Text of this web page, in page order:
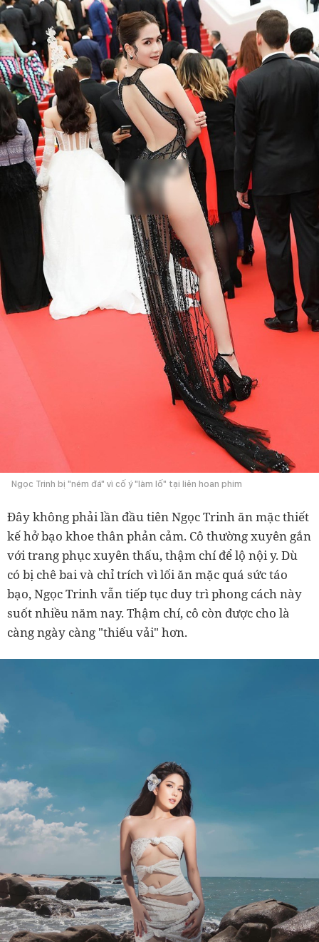
Ngọc Trinh bị "ném đá" vì cố ý "làm lố" tại liên hoan phim
Đây không phải lần đầu tiên Ngọc Trinh ăn mặc thiết
kế hở bạo khoe thân phản cảm. Cô thường xuyên gắn
với trang phục xuyên thấu, thậm chí để lộ nội y. Dù
có bị chê bai và chỉ trích vì lối ăn mặc quá sức táo
bạo, Ngọc Trinh vẫn tiếp tục duy trì phong cách này
suốt nhiều năm nay. Thậm chí, cô còn được cho là
càng ngày càng "thiếu vải" hơn.